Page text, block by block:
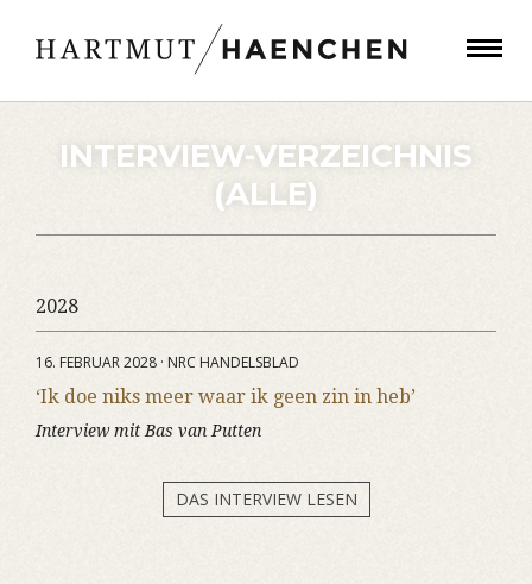
INTERVIEW-VERZEICHNIS
(ALLE)
2028
16. FEBRUAR 2028 · NRC HANDELSBLAD
‘Ik doe niks meer waar ik geen zin in heb’
Interview mit Bas van Putten
DAS INTERVIEW LESEN